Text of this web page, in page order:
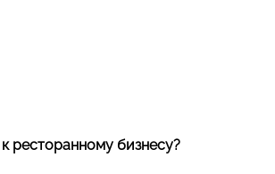
ресторанному бизнесу?